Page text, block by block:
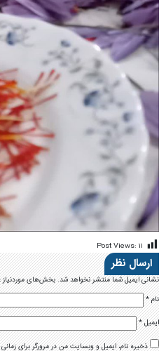
Post Views: ۱۱
ارسال نظر
نشانی ایمیل شما منتشر نخواهد شد.بخش‌های موردنیاز
نام*
ایمیل*
ذخیره نام، ایمیل و وبسایت من در مرورگر برای